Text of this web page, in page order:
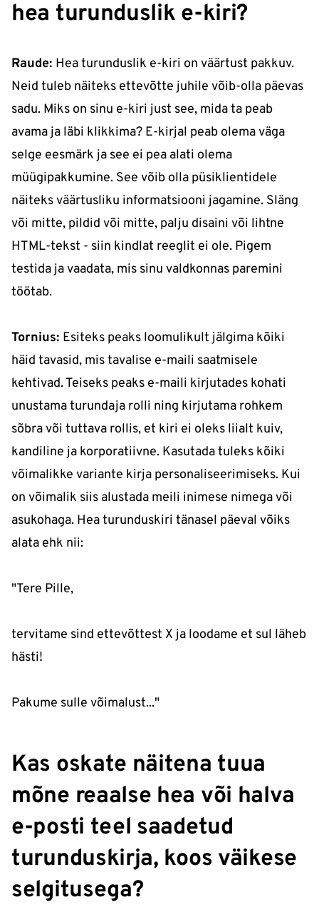
hea turunduslik e-kiri?
Raude: Hea turundus​​lik e-kiri on väärtust pakkuv.
Neid tuleb näiteks ettevõtte juhile võib-olla päevas
sadu. Miks on sinu e-kiri just see, mida ta peab
avama ja läbi klikkima? E-kirjal peab olema väga
selge eesmärk ja see ei pea alati olema
müügipakkumine. See võib olla püsiklientidele
näiteks​ väärtusliku informatsiooni jagamine. Släng
või mitte, pildid või mitte, palju disaini või lihtne
HTML-tekst​​​ - siin kindlat reeglit ei ole. Pigem
testida ja vaadata, mis sinu valdkonnas paremini
töötab.
Tornius: Esiteks peaks loomulikult jälgima kõiki
häid tavasid, mis tavalise e-maili saatmisele
kehtivad. Teiseks peaks e-maili kirjutades kohati
unustama turundaja rolli ning kirjutama rohkem
sõbra või tuttava rollis, et kiri ei oleks liialt kuiv,
kandiline ja korporatiivne. Kasutada tuleks kõiki
võimalikke variante kirja personaliseerimiseks. Kui
on võimalik siis alustada meili inimese nimega või
asukohaga. Hea turunduskiri tänasel päeval võiks
alata ehk nii:
"Tere Pille,
tervitame sind ettevõttest X ja loodame et sul läheb
hästi!
Pakume sulle võimalust..."
Kas oskate näitena tuua
mõne reaalse hea või halva
e-posti teel saadetud
turunduskirja, koos väikese
selgitusega?